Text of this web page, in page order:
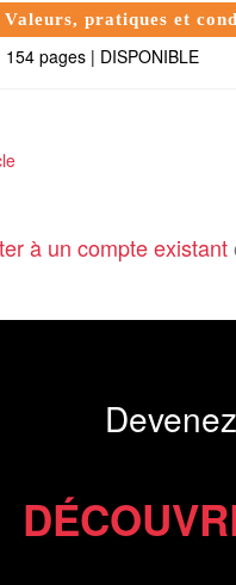
pratiques et
154 pages | DISPONIBLE
à un compte existant